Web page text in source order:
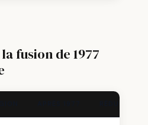
fusion de 1977